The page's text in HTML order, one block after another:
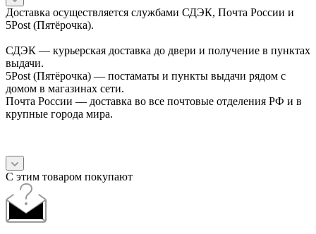
Доставка осуществляется службами СДЭК, Почта России и
5Post (Пятёрочка).
СДЭК — курьерская доставка до двери и получение в пунктах
выдачи.
5Post (Пятёрочка) — постаматы и пункты выдачи рядом с
домом в магазинах сети.
Почта России — доставка во все почтовые отделения РФ и в
крупные города мира.
С этим товаром покупают